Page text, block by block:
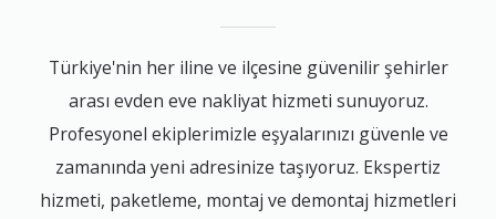
Türkiye'nin her iline ve ilçesine güvenilir şehirler
arası evden eve nakliyat hizmeti sunuyoruz.
Profesyonel ekiplerimizle eşyalarınızı güvenle ve
zamanında yeni adresinize taşıyoruz. Ekspertiz
hizmeti, paketleme, montaj ve demontaj hizmetleri